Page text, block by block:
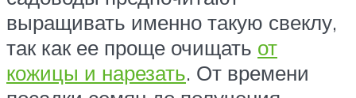
выращивать именно такую свеклу,
так как ее проще очищать от
кожицы и нарезать. От времени